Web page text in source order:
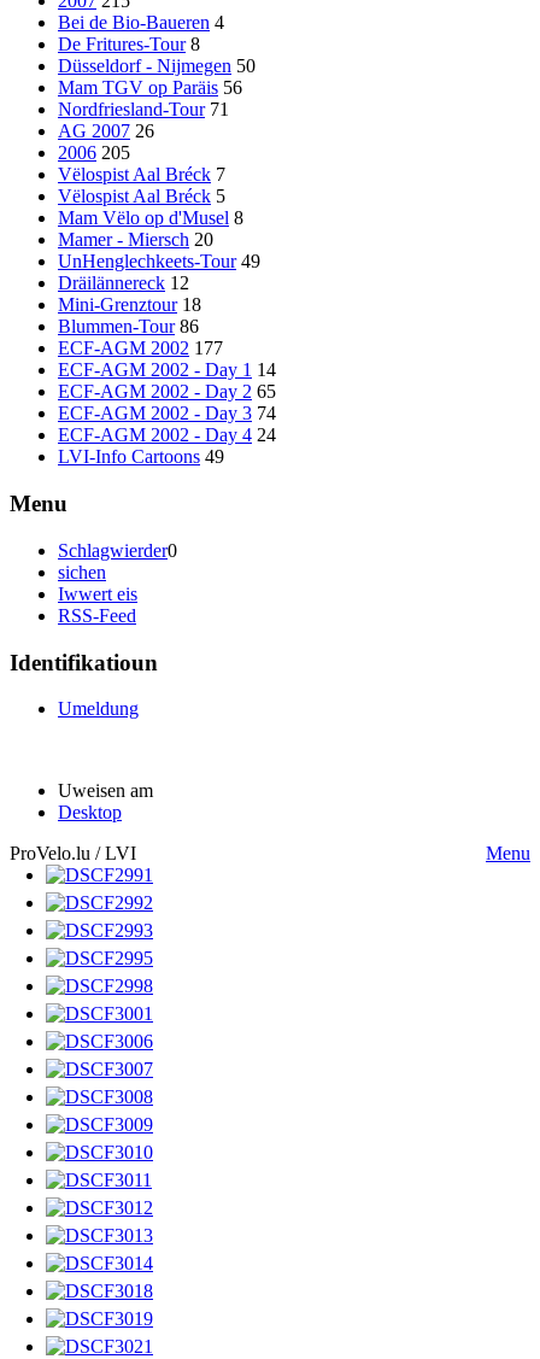
Bei de Bio-Baueren 4
De Fritures-Tour 8
Düsseldorf - Nijmegen 50
Mam TGV op Paräis 56
Nordfriesland-Tour 71
AG 2007 26
2006 205
Vëlospist Aal Bréck 7
Vëlospist Aal Bréck 5
Mam Vëlo op d'Musel 8
Mamer - Miersch 20
UnHenglechkeets-Tour 49
Dräilännereck 12
Mini-Grenztour 18
Blummen-Tour 86
ECF-AGM 2002 177
ECF-AGM 2002 - Day 1 14
ECF-AGM 2002 - Day 2 65
ECF-AGM 2002 - Day 3 74
ECF-AGM 2002 - Day 4 24
LVI-Info Cartoons 49
Menu
Schlagwierder0
sichen
Iwwert eis
RSS-Feed
Identifikatioun
Umeldung
Uweisen am
Desktop
ProVelo.lu / LVI
Menu